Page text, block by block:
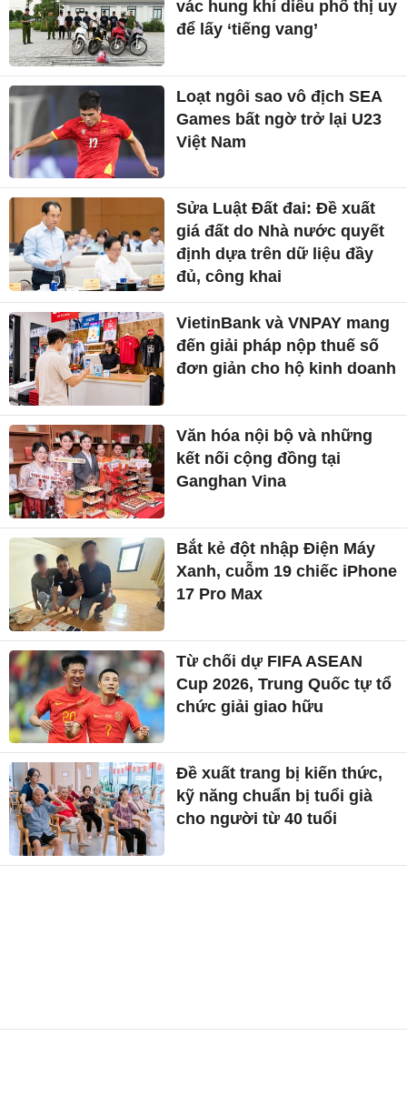
vác hung khí diễu phố thị uy
để lấy ‘tiếng vang’
Loạt ngôi sao vô địch SEA
Games bất ngờ trở lại U23
Việt Nam
Sửa Luật Đất đai: Đề xuất
giá đất do Nhà nước quyết
định dựa trên dữ liệu đầy
đủ, công khai
VietinBank và VNPAY mang
đến giải pháp nộp thuế số
đơn giản cho hộ kinh doanh
Văn hóa nội bộ và những
kết nối cộng đồng tại
Ganghan Vina
Bắt kẻ đột nhập Điện Máy
Xanh, cuỗm 19 chiếc iPhone
17 Pro Max
Từ chối dự FIFA ASEAN
Cup 2026, Trung Quốc tự tổ
chức giải giao hữu
Đề xuất trang bị kiến thức,
kỹ năng chuẩn bị tuổi già
cho người từ 40 tuổi